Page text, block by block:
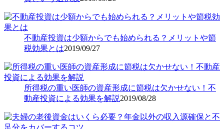
不動産投資は少額からでも始められる？メリットや節
税効果とは2019/09/27
所得税の重い医師の資産形成に節税は欠かせない！不
動産投資による効果を解説2019/08/28